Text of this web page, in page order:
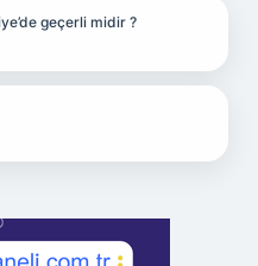
geçerli midir ?